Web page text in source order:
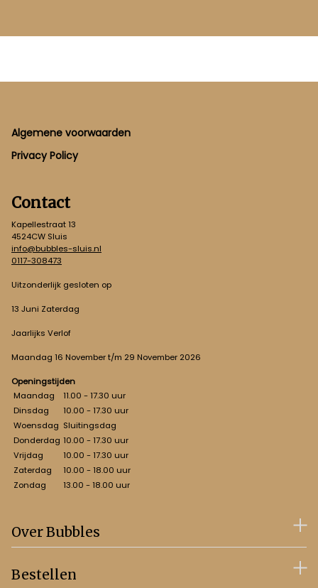
Footer
Algemene voorwaarden
Privacy Policy
Contact
Kapellestraat 13
4524CW Sluis
info@bubbles-sluis.nl
0117-308473
Uitzonderlijk gesloten op
13 Juni Zaterdag
Jaarlijks Verlof
Maandag 16 November t/m 29 November 2026
Openingstijden
Maandag
11.00 - 17.30 uur
Dinsdag
10.00 - 17.30 uur
Woensdag Sluitingsdag
Donderdag 10.00 - 17.30 uur
Vrijdag
10.00 - 17.30 uur
Zaterdag
10.00 - 18.00 uur
Zondag
13.00 - 18.00 uur
Over Bubbles
Bestellen